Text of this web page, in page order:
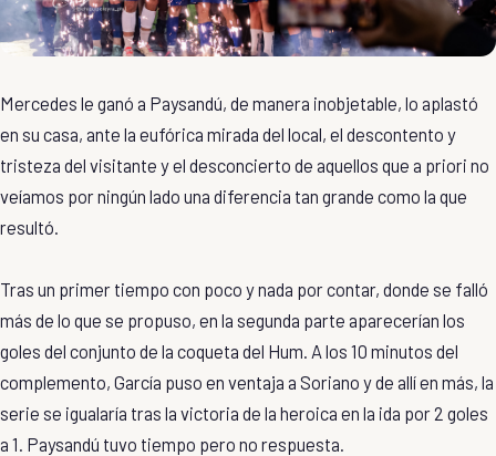
Mercedes le ganó a Paysandú, de manera inobjetable, lo aplastó
en su casa, ante la eufórica mirada del local, el descontento y
tristeza del visitante y el desconcierto de aquellos que a priori no
veíamos por ningún lado una diferencia tan grande como la que
resultó.
Tras un primer tiempo con poco y nada por contar, donde se falló
más de lo que se propuso, en la segunda parte aparecerían los
goles del conjunto de la coqueta del Hum. A los 10 minutos del
complemento, García puso en ventaja a Soriano y de allí en más, la
serie se igualaría tras la victoria de la heroica en la ida por 2 goles
a 1. Paysandú tuvo tiempo pero no respuesta.